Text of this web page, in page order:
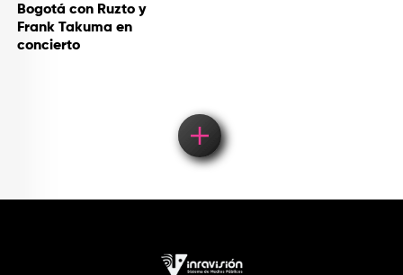
Bogotá con Ruzto y
Frank Takuma en
concierto